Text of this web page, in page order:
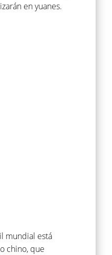
en yuanes.
mundial está
chino, que